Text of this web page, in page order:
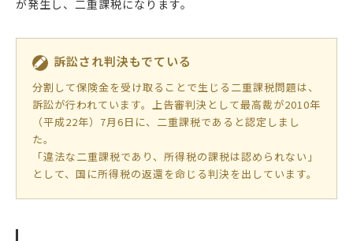
が発生し、二重課税になります。
訴訟され判決もでている
分割して保険金を受け取ることで生じる二重課税問題は、
訴訟が行われています。上告審判決として最高裁が2010年
（平成22年）7月6日に、二重課税であると認定しまし
た。
「違法な二重課税であり、所得税の課税は認められない」
として、国に所得税の返還を命じる判決を出しています。